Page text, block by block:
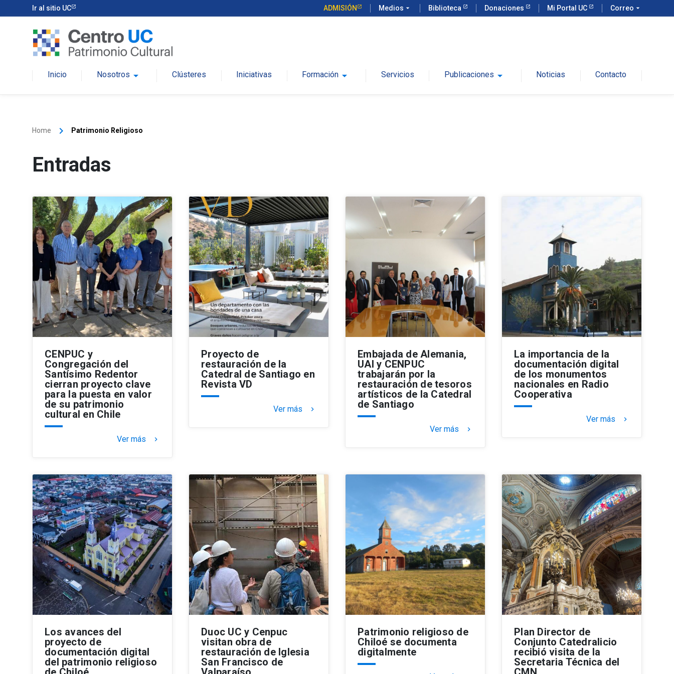
Ir al sitio UC ADMISIÓN Medios arrow_drop_down Biblioteca Donaciones Mi Portal UC Correo arrow_drop_down
Inicio Nosotros arrow_drop_down Clústeres Iniciativas Formación arrow_drop_down Servicios Publicaciones arrow_drop_down Noticias Contacto
Home keyboard_arrow_right Patrimonio Religioso
Entradas
CENPUC y
Congregación del
Santísimo Redentor
cierran proyecto clave
para la puesta en valor
de su patrimonio
cultural en Chile
Ver más keyboard_arrow_right
Proyecto de
restauración de la
Catedral de Santiago en
Revista VD
Ver más keyboard_arrow_right
Embajada de Alemania,
UAI y CENPUC
trabajarán por la
restauración de tesoros
artísticos de la Catedral
de Santiago
Ver más keyboard_arrow_right
La importancia de la
documentación digital
de los monumentos
nacionales en Radio
Cooperativa
Ver más keyboard_arrow_right
Los avances del
proyecto de
documentación digital
del patrimonio religioso
Duoc UC y Cenpuc
visitan obra de
restauración de Iglesia
San Francisco de
Patrimonio religioso de
Chiloé se documenta
digitalmente
Plan Director de
Conjunto Catedralicio
recibió visita de la
Secretaria Técnica del